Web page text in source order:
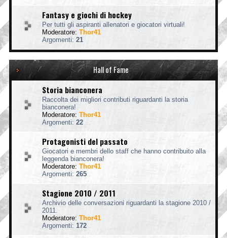
Fantasy e giochi di hockey
Per tutti gli aspiranti allenatori e giocatori virtuali!
Moderatore: Thor41
Argomenti: 21
Hall of Fame
Storia bianconera
Raccolta dei migliori contributi riguardanti la storia
bianconera!
Moderatore: Thor41
Argomenti: 22
Protagonisti del passato
Giocatori e membri dello staff che hanno contribuito alla
leggenda bianconera!
Moderatore: Thor41
Argomenti: 265
Stagione 2010 / 2011
Archivio delle conversazioni riguardanti la stagione 2010 /
2011.
Moderatore: Thor41
Argomenti: 172